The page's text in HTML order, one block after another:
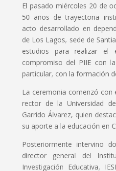
El pasado miércoles 20 de
50 años de trayectoria
acto desarrollado en
de Los Lagos, sede de
estudios para realizar el
compromiso del PIIE con
particular, con la formación
La ceremonia comenzó con
rector de la Universidad
Garrido Álvarez, quien
su aporte a la educación en
Posteriormente intervino
director general del
Investigación Educativa,